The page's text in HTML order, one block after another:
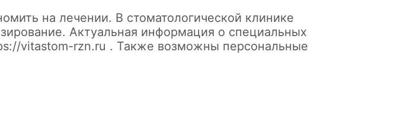
на лечении. В стоматологической клинике
Актуальная информация о специальных
vitastom-rzn.ru . Также возможны персональные